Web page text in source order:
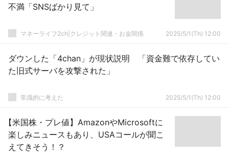
不満「SNSばかり見て」
マネーライフ2ch|クレジット関連・お金関係 2025/5/1(Th) 12:00
ダウンした「4chan」が現状説明 「資金難で依存してい
た旧式サーバを攻撃された」
常識的に考えた 2025/5/1(Th) 12:00
【米国株・プレ値】AmazonやMicrosoftに
楽しみニュースもあり、USAコールが聞こ
えてきそう！？